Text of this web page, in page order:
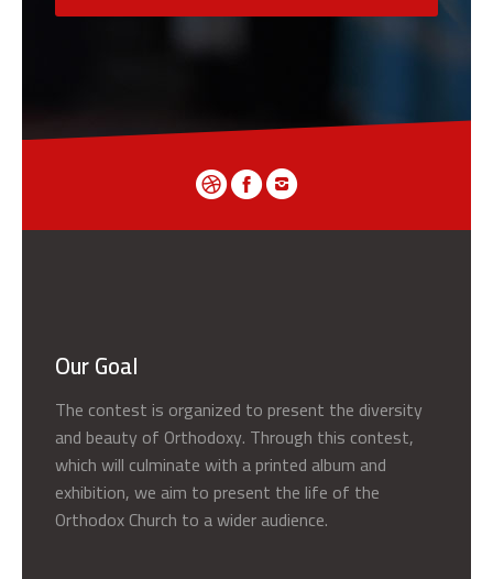
Our Goal
The contest is organized to present the diversity
and beauty of Orthodoxy. Through this contest,
which will culminate with a printed album and
exhibition, we aim to present the life of the
Orthodox Church to a wider audience.